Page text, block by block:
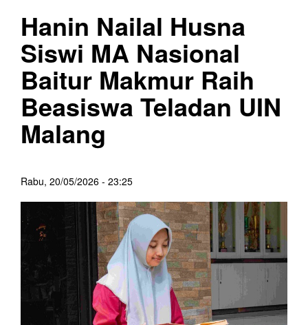
Hanin Nailal Husna
Siswi MA Nasional
Baitur Makmur Raih
Beasiswa Teladan UIN
Malang
Rabu, 20/05/2026 - 23:25